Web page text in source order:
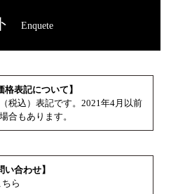
Enquete
格表記について】
税込）表記です。2021年4月以前
合もあります。
い合わせ】
ら